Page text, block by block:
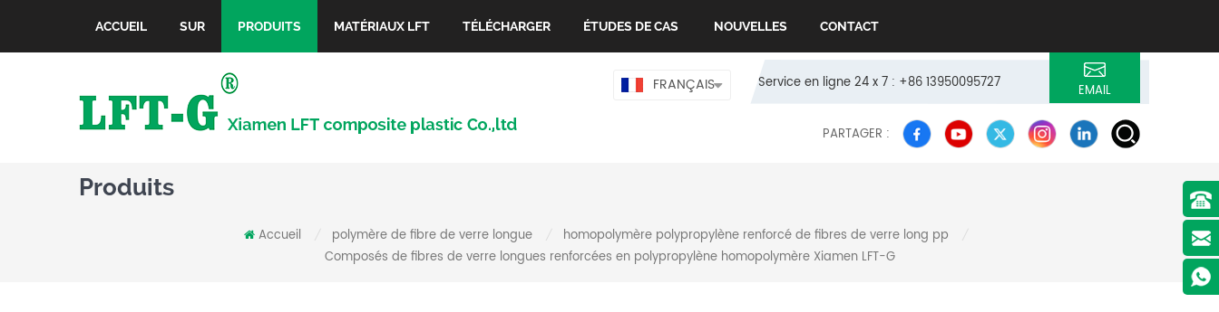
ACCUEIL SUR PRODUITS MATÉRIAUX LFT TÉLÉCHARGER ÉTUDES DE CAS NOUVELLES CONTACT
Service en ligne 24 x 7 : +86 13950095727 EMAIL
FRANÇAIS
PARTAGER :
Produits
Accueil polymère de fibre de verre longue homopolymère polypropylène renforcé de fibres de verre long pp
Composés de fibres de verre longues renforcées en polypropylène homopolymère Xiamen LFT-G